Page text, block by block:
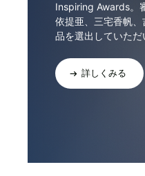
Inspiring Awards。
依提亜、三宅香帆
品を選出していただ
詳しくみる